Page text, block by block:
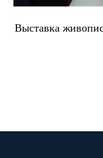
Выставка